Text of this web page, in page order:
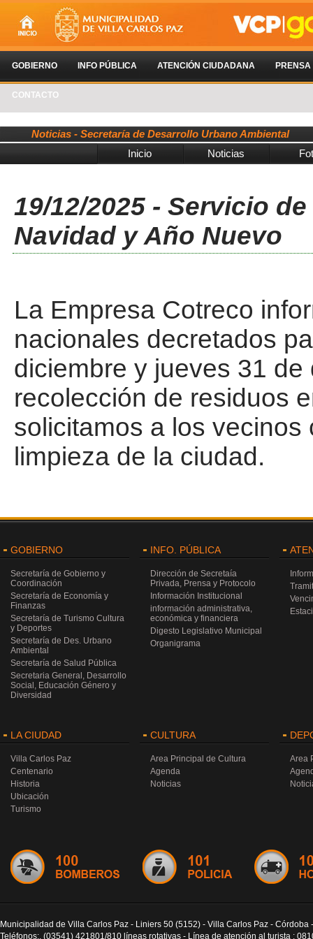
GOBIERNO INFO PÚBLICA ATENCIÓN CIUDADANA PRENSA
CONTACTO
Noticias - Secretaría de Desarrollo Urbano Ambiental
Inicio
Noticias
19/12/2025 - Servicio
Navidad y Año Nuevo
La Empresa Cotreco
nacionales decretados
diciembre y jueves 31
recolección de residuos
solicitamos a los
limpieza de la ciudad.
GOBIERNO
Secretaría de Gobierno y
Coordinación
Secretaría de Economía y
Finanzas
Secretaría de Turismo Cultura
y Deportes
Secretaría de Des. Urbano
Ambiental
Secretaría de Salud Pública
Secretaria General, Desarrollo
Social, Educación Género y
Diversidad
INFO. PÚBLICA
Dirección de Secretaía
Privada, Prensa y Protocolo
Información Institucional
información administrativa,
económica y financiera
Digesto Legislativo Municipal
Organigrama
LA CIUDAD
Villa Carlos Paz
Centenario
Historia
Ubicación
Turismo
CULTURA
Area Principal de Cultura
Agenda
Noticias
Area
Municipalidad de Villa Carlos Paz - Liniers 50 (5152) - Villa Carlos Paz - Córdoba
Teléfonos:. (03541) 421801/810 líneas rotativas - Línea de atención al turista :